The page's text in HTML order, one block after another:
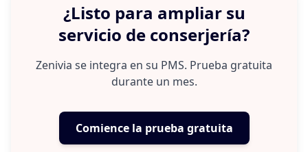
disponibilidad 24/7. El retorno de la
inversión depende del volumen de
estancias y del coste de la instalación.
¿Listo para ampliar su
servicio de conserjería?
Zenivia se integra en su PMS. Prueba gratuita
durante un mes.
Comience la prueba gratuita